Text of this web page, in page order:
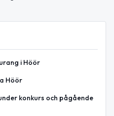
i Höör
Höör
konkurs och pågående